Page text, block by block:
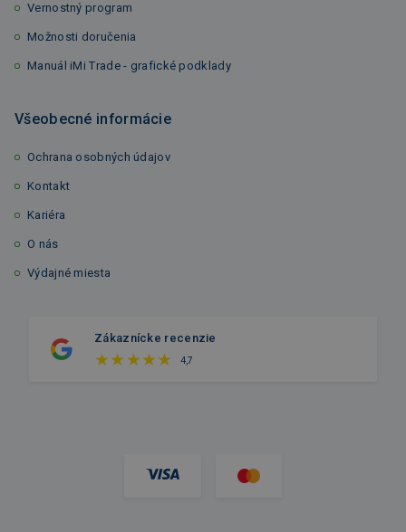
Vernostný program
Možnosti doručenia
Manuál iMi Trade - grafické podklady
Všeobecné informácie
Ochrana osobných údajov
Kontakt
Kariéra
O nás
Výdajné miesta
Zákaznícke recenzie
4,7